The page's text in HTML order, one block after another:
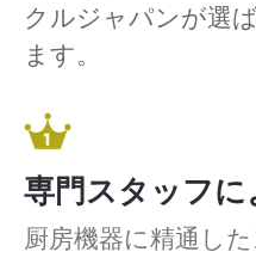
クルジャパンが選
ます。
専門スタッフに
厨房機器に精通し